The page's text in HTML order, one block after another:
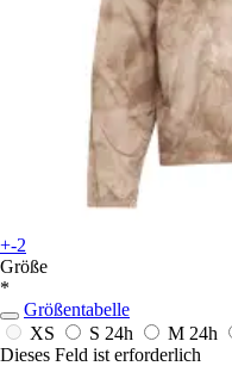
+-2
Größe
*
Größentabelle
XS
S 24h M 24h
Dieses Feld ist erforderlich